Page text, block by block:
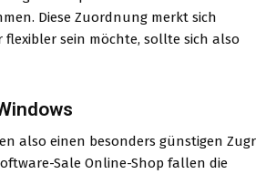
Diese Zuordnung merkt sich
sein möchte, sollte sich also
also einen besonders günstigen
Sale Online-Shop fallen die